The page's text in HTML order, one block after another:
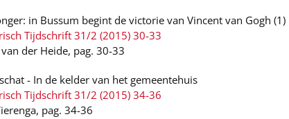
in Bussum begint de victorie van Vincent van Gogh (1)
Tijdschrift 31/2 (2015) 30-33
der Heide, pag. 30-33
- In de kelder van het gemeentehuis
Tijdschrift 31/2 (2015) 34-36
pag. 34-36